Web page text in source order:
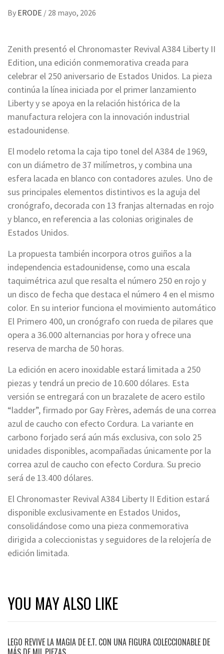
By ERODE / 28 mayo, 2026
Zenith presentó el Chronomaster Revival A384 Liberty II
Edition, una edición conmemorativa creada para
celebrar el 250 aniversario de Estados Unidos. La pieza
continúa la línea iniciada por el primer lanzamiento
Liberty y se apoya en la relación histórica de la
manufactura relojera con la innovación industrial
estadounidense.
El modelo retoma la caja tipo tonel del A384 de 1969,
con un diámetro de 37 milímetros, y combina una
esfera lacada en blanco con contadores azules. Uno de
sus principales elementos distintivos es la aguja del
cronógrafo, decorada con 13 franjas alternadas en rojo
y blanco, en referencia a las colonias originales de
Estados Unidos.
La propuesta también incorpora otros guiños a la
independencia estadounidense, como una escala
taquimétrica azul que resalta el número 250 en rojo y
un disco de fecha que destaca el número 4 en el mismo
color. En su interior funciona el movimiento automático
El Primero 400, un cronógrafo con rueda de pilares que
opera a 36.000 alternancias por hora y ofrece una
reserva de marcha de 50 horas.
La edición en acero inoxidable estará limitada a 250
piezas y tendrá un precio de 10.600 dólares. Esta
versión se entregará con un brazalete de acero estilo
“ladder”, firmado por Gay Frères, además de una correa
azul de caucho con efecto Cordura. La variante en
carbono forjado será aún más exclusiva, con solo 25
unidades disponibles, acompañadas únicamente por la
correa azul de caucho con efecto Cordura. Su precio
será de 13.400 dólares.
El Chronomaster Revival A384 Liberty II Edition estará
disponible exclusivamente en Estados Unidos,
consolidándose como una pieza conmemorativa
dirigida a coleccionistas y seguidores de la relojería de
edición limitada.
YOU MAY ALSO LIKE
LEGO REVIVE LA MAGIA DE E.T. CON UNA FIGURA COLECCIONABLE DE